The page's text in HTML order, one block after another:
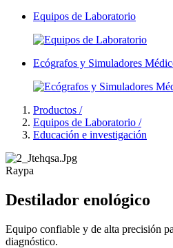
Equipos de Laboratorio
Ecógrafos y Simuladores
Productos /
Equipos de Laboratorio /
Educación e investigación
Raypa
Destilador enológico
Equipo confiable y de alta precisión
diagnóstico.